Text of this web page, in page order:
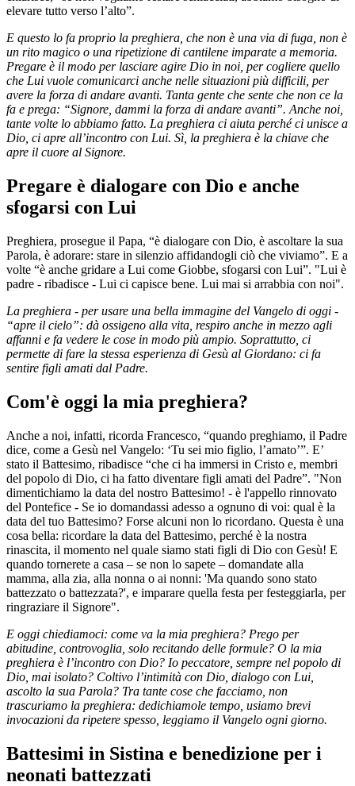
elevare tutto verso l’alto”.
E questo lo fa proprio la preghiera, che non è una via di fuga, non è
un rito magico o una ripetizione di cantilene imparate a memoria.
Pregare è il modo per lasciare agire Dio in noi, per cogliere quello
che Lui vuole comunicarci anche nelle situazioni più difficili, per
avere la forza di andare avanti. Tanta gente che sente che non ce la
fa e prega: “Signore, dammi la forza di andare avanti”. Anche noi,
tante volte lo abbiamo fatto. La preghiera ci aiuta perché ci unisce a
Dio, ci apre all’incontro con Lui. Sì, la preghiera è la chiave che
apre il cuore al Signore.
Pregare è dialogare con Dio e anche
sfogarsi con Lui
Preghiera, prosegue il Papa, “è dialogare con Dio, è ascoltare la sua
Parola, è adorare: stare in silenzio affidandogli ciò che viviamo”. E a
volte “è anche gridare a Lui come Giobbe, sfogarsi con Lui”. "Lui è
padre - ribadisce - Lui ci capisce bene. Lui mai si arrabbia con noi".
La preghiera - per usare una bella immagine del Vangelo di oggi -
“apre il cielo”: dà ossigeno alla vita, respiro anche in mezzo agli
affanni e fa vedere le cose in modo più ampio. Soprattutto, ci
permette di fare la stessa esperienza di Gesù al Giordano: ci fa
sentire figli amati dal Padre.
Com'è oggi la mia preghiera?
Anche a noi, infatti, ricorda Francesco, “quando preghiamo, il Padre
dice, come a Gesù nel Vangelo: ‘Tu sei mio figlio, l’amato’”. E’
stato il Battesimo, ribadisce “che ci ha immersi in Cristo e, membri
del popolo di Dio, ci ha fatto diventare figli amati del Padre”. "Non
dimentichiamo la data del nostro Battesimo! - è l'appello rinnovato
del Pontefice - Se io domandassi adesso a ognuno di voi: qual è la
data del tuo Battesimo? Forse alcuni non lo ricordano. Questa è una
cosa bella: ricordare la data del Battesimo, perché è la nostra
rinascita, il momento nel quale siamo stati figli di Dio con Gesù! E
quando tornerete a casa – se non lo sapete – domandate alla
mamma, alla zia, alla nonna o ai nonni: 'Ma quando sono stato
battezzato o battezzata?', e imparare quella festa per festeggiarla, per
ringraziare il Signore".
E oggi chiediamoci: come va la mia preghiera? Prego per
abitudine, controvoglia, solo recitando delle formule? O la mia
preghiera è l’incontro con Dio? Io peccatore, sempre nel popolo di
Dio, mai isolato? Coltivo l’intimità con Dio, dialogo con Lui,
ascolto la sua Parola? Tra tante cose che facciamo, non
trascuriamo la preghiera: dedichiamole tempo, usiamo brevi
invocazioni da ripetere spesso, leggiamo il Vangelo ogni giorno.
Battesimi in Sistina e benedizione per i
neonati battezzati